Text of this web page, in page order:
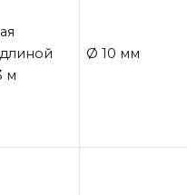
м
Ø 10 мм